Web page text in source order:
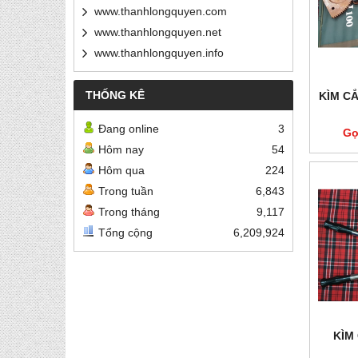
www.thanhlongquyen.com
www.thanhlongquyen.net
www.thanhlongquyen.info
THỐNG KÊ
Đang online
3
Hôm nay
54
Hôm qua
224
Trong tuần
6,843
Trong tháng
9,117
Tổng cộng
6,209,924
KÌM
KÌM